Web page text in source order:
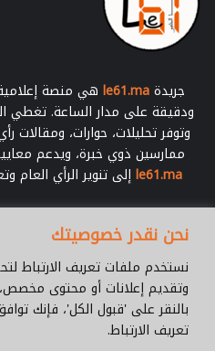
نحن نقدر خصوصيتك
نستخدم ملفات تعريف الارتباط
وتقديم إعلانات أو محتوى مخصص،
بالنقر على 'قبول الكل'، فإنك
تعريف الارتباط.
جريدةle61.ma هي منصة
ودقيقة على مدار الساعة. تغطي
وتوفر تحليلات، حوارات،
ممارسين ذوي خبرة، ويدعم
le61.maإلى تنوير الرأي العام
أدخل
بريدك
الإلكتروني